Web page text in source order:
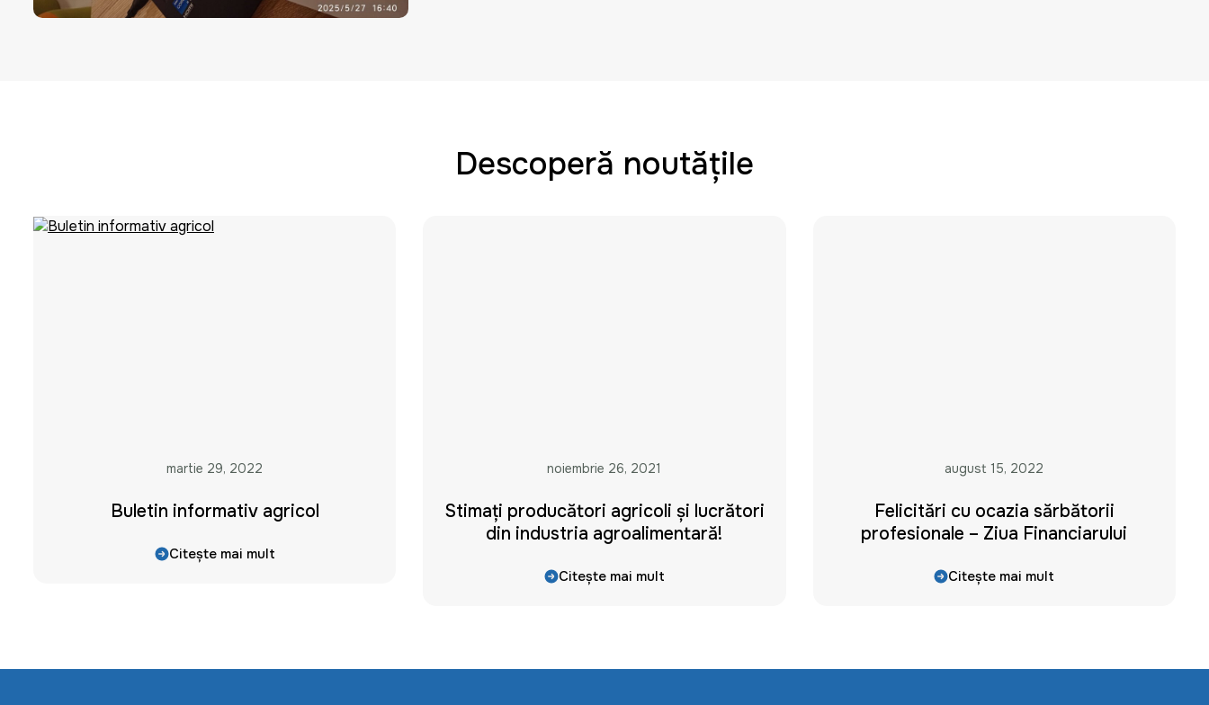
Descoperă noutățile
martie 29, 2022
Buletin informativ agricol
Citește mai mult
noiembrie 26, 2021
Stimaţi producători agricoli și lucrători
din industria agroalimentară!
Citește mai mult
august 15, 2022
Felicitări cu ocazia sărbătorii
profesionale – Ziua Financiarului
Citește mai mult